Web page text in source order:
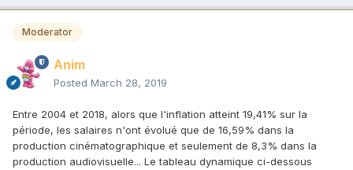
Moderator
Anim
Posted March 28, 2019
Entre 2004 et 2018, alors que l'inflation atteint 19,41% sur la
période, les salaires n'ont évolué que de 16,59% dans la
production cinématographique et seulement de 8,3% dans la
production audiovisuelle... Le tableau dynamique ci-dessous